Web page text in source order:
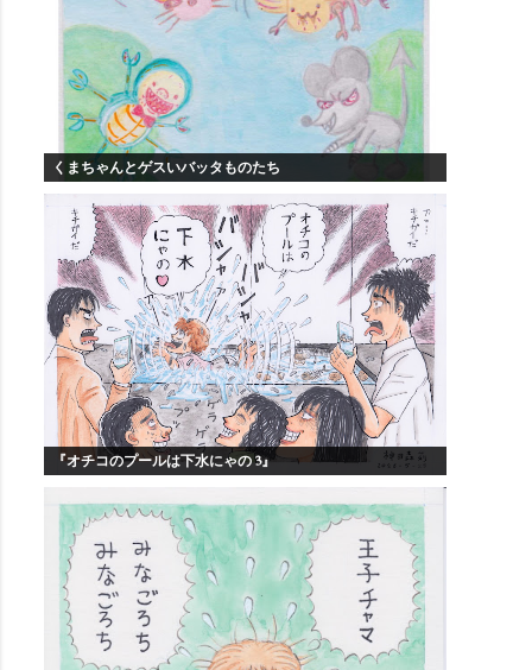
くまちゃんとゲスいバッタものたち
『オチコのプールは下水にゃの 3』